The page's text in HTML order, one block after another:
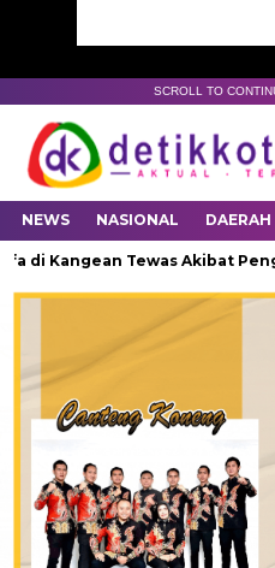
SCROLL TO
NEWS NASIONAL DAERAH
di Kangean Tewas Akibat